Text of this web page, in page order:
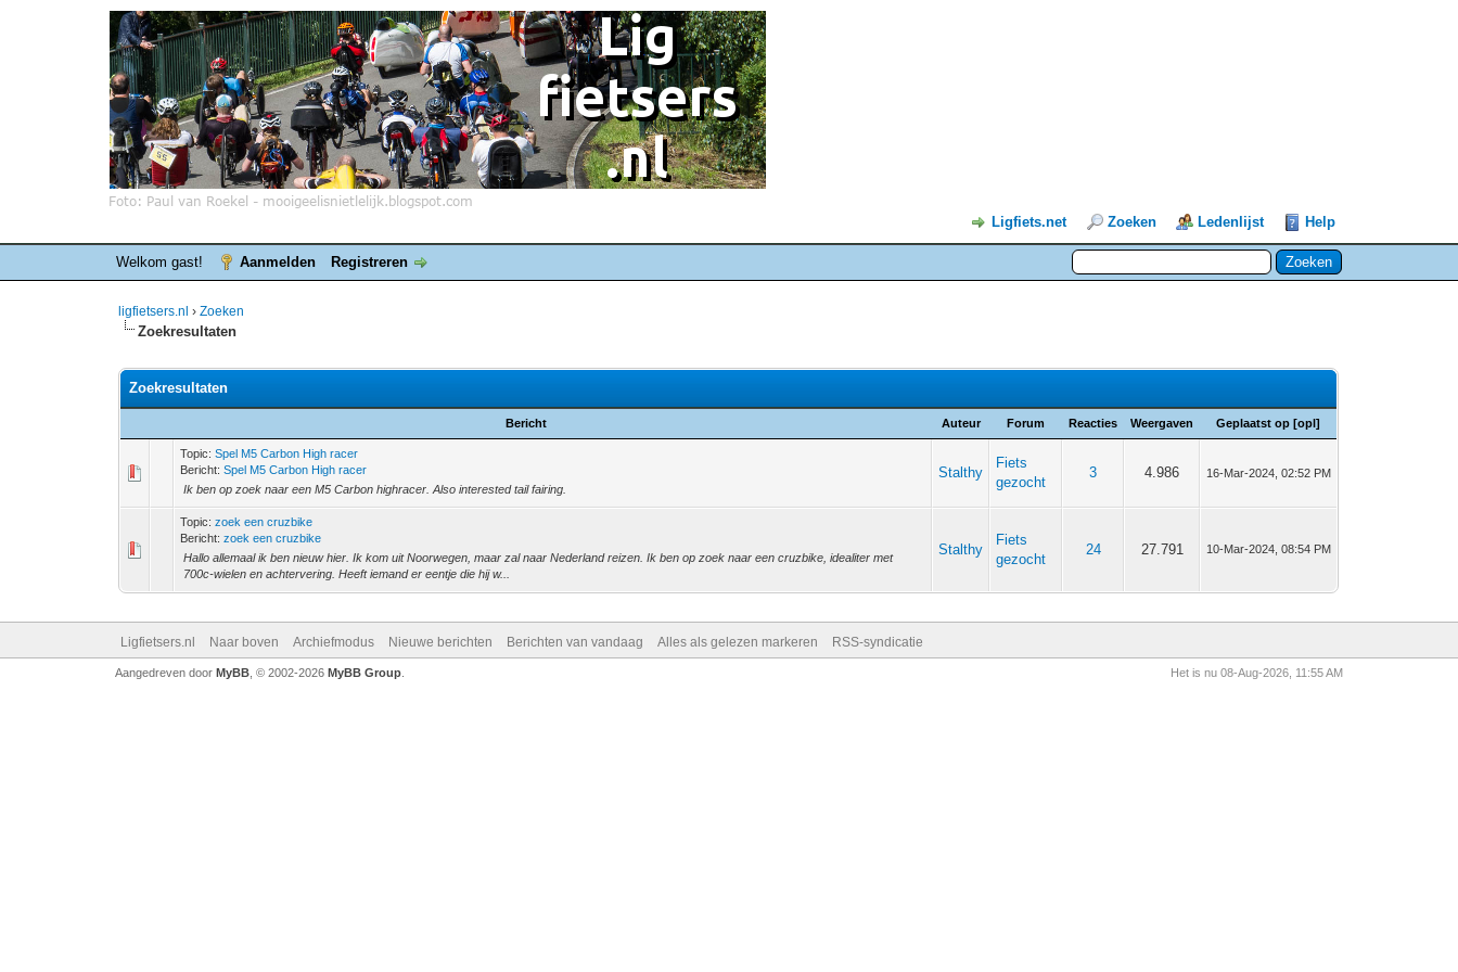
Ligfiets.net Zoeken Ledenlijst Help
Welkom gast! Aanmelden Registreren
ligfietsers.nl ›Zoeken
Zoekresultaten
Zoekresultaten
Bericht Auteur Forum Reacties Weergaven Geplaatst op [opl]
Topic:Spel M5 Carbon High racer
Bericht:Spel M5 Carbon High racer
Ik ben op zoek naar een M5 Carbon highracer. Also interested tail fairing.
Stalthy
Fiets
gezocht
3 4.986 16-Mar-2024, 02:52 PM
Topic:zoek een cruzbike
Bericht:zoek een cruzbike
Hallo allemaal ik ben nieuw hier. Ik kom uit Noorwegen, maar zal naar Nederland reizen. Ik ben op zoek naar een cruzbike, idealiter met
700c-wielen en achtervering. Heeft iemand er eentje die hij w...
Stalthy
Fiets
gezocht
24 27.791 10-Mar-2024, 08:54 PM
Ligfietsers.nl Naar boven Archiefmodus Nieuwe berichten Berichten van vandaag Alles als gelezen markeren RSS-syndicatie
Het is nu 08-Aug-2026, 11:55 AM
Aangedreven door MyBB, © 2002-2026 MyBB Group.